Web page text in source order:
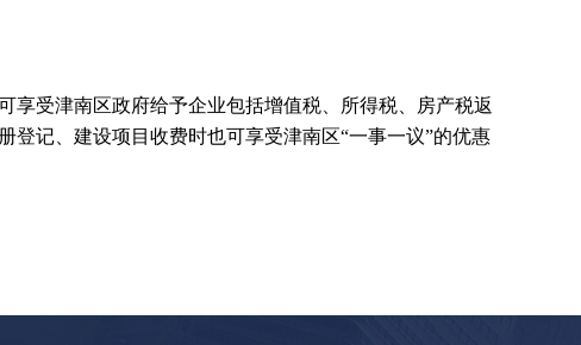
享受津南区政府给予企业包括增值税、所得税、房产税返
记、建设项目收费时也可享受津南区“一事一议”的优惠